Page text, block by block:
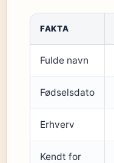
FAKTA
Fulde navn
Fødselsdato
Erhverv
Kendt for